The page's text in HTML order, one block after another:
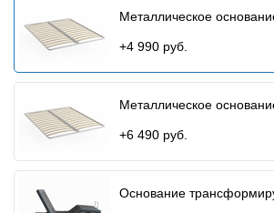
Металлическое
+4 990 руб.
Металлическое
+6 490 руб.
Основание